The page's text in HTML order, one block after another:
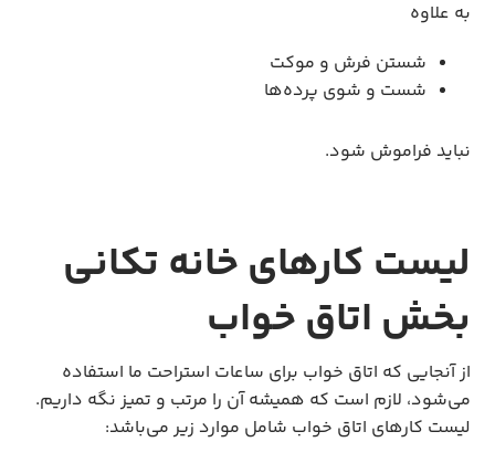
به علاوه
شستن فرش و موکت
شست و شوی پرده‌ها
نباید فراموش شود.
لیست کارهای خانه تکانی
بخش اتاق خواب
از آنجایی که اتاق خواب برای ساعات استراحت ما استفاده
می‌شود، لازم است که همیشه آن را مرتب و تمیز نگه داریم.
لیست کارهای اتاق خواب شامل موارد زیر می‌باشد: